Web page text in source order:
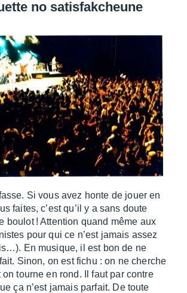
no satis­fak­cheune
Si vous avez honte de jouer en
faites, c’est qu’il y a sans doute
boulot ! Atten­tion quand même aux
pour qui ce n’est jamais assez
En musique, il est bon de ne
Sinon, on est fichu : on ne cherche
tourne en rond. Il faut par contre
ça n’est jamais parfait. De toute